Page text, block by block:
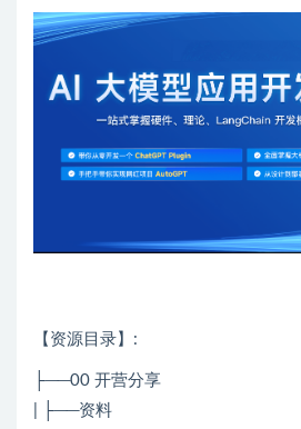
【资源目录】:
├──00 开营分享
| ├──资料